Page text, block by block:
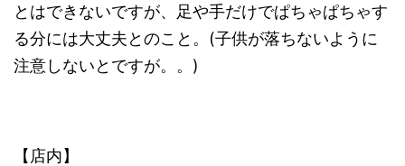
とはできないですが、足や手だけでぱちゃぱちゃす
る分には大丈夫とのこと。(子供が落ちないように
注意しないとですが。。)
【店内】